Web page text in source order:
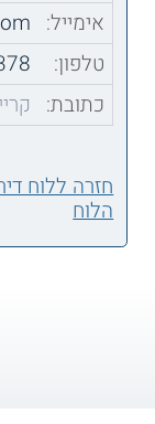
אימייל:
טלפון:
כתובת:
חזרה ללוח
הלוח